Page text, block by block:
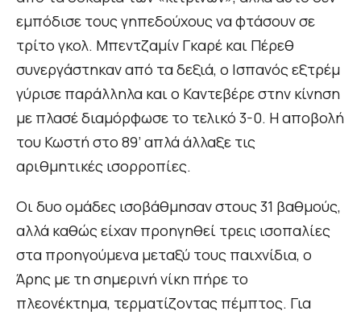
εμπόδισε τους γηπεδούχους να φτάσουν σε
τρίτο γκολ. Μπεντζαμίν Γκαρέ και Πέρεθ
συνεργάστηκαν από τα δεξιά, ο Ισπανός εξτρέμ
γύρισε παράλληλα και ο Καντεβέρε στην κίνηση
με πλασέ διαμόρφωσε το τελικό 3-0. Η αποβολή
του Κωστή στο 89’ απλά άλλαξε τις
αριθμητικές ισορροπίες.
Οι δυο ομάδες ισοβάθμησαν στους 31 βαθμούς,
αλλά καθώς είχαν προηγηθεί τρεις ισοπαλίες
στα προηγούμενα μεταξύ τους παιχνίδια, ο
Άρης με τη σημερινή νίκη πήρε το
πλεονέκτημα, τερματίζοντας πέμπτος. Για